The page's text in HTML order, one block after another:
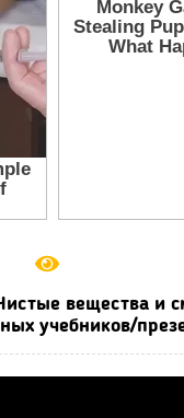
вещества и
учебников/